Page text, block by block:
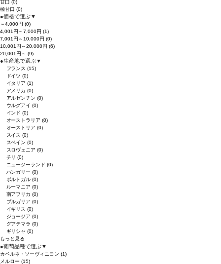
甘口 (0)
極甘口 (0)
●価格で選ぶ▼
～4,000円 (0)
4,001円～7,000円 (1)
7,001円～10,000円 (0)
10,001円～20,000円 (6)
20,001円～ (9)
●生産地で選ぶ▼
フランス(15)
ドイツ(0)
イタリア(1)
アメリカ(0)
アルゼンチン(0)
ウルグアイ(0)
インド(0)
オーストラリア(0)
オーストリア(0)
スイス(0)
スペイン(0)
スロヴェニア(0)
チリ(0)
ニュージーランド(0)
ハンガリー(0)
ポルトガル(0)
ルーマニア(0)
南アフリカ(0)
ブルガリア(0)
イギリス(0)
ジョージア(0)
グアテマラ(0)
ギリシャ(0)
もっと見る
●葡萄品種で選ぶ▼
カベルネ・ソーヴィニヨン (1)
メルロー (15)